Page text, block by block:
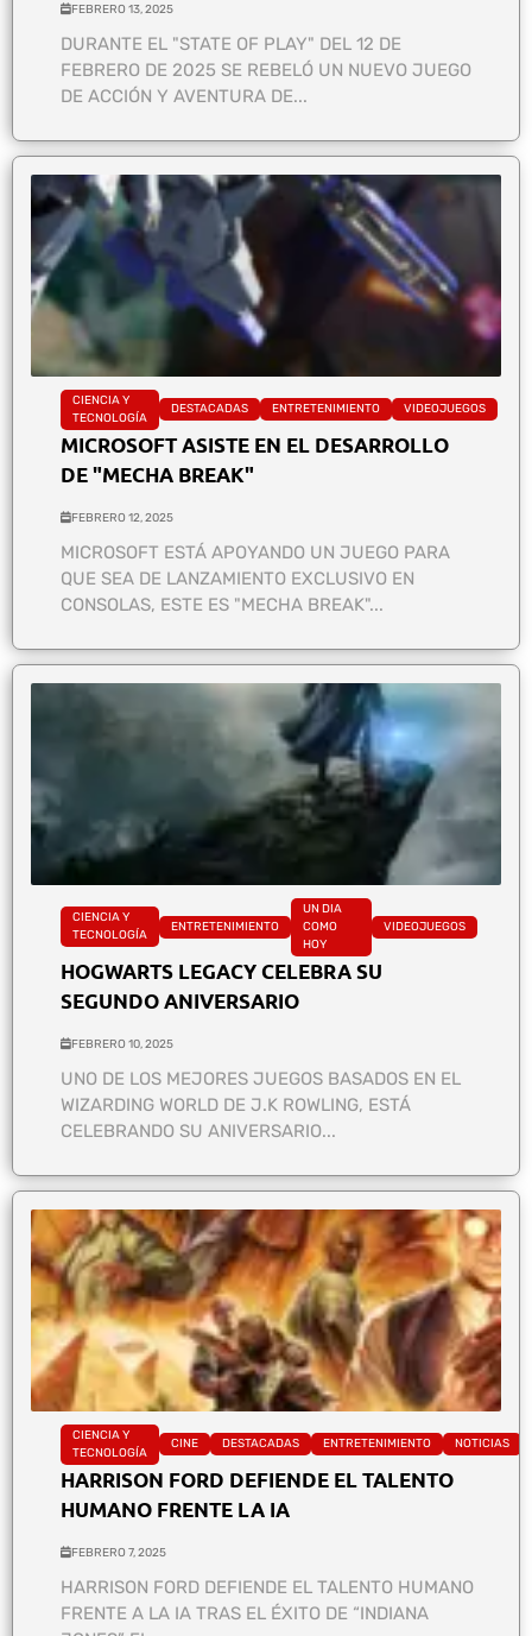
FEBRERO 13, 2025
DURANTE EL "STATE OF PLAY" DEL 12 DE
FEBRERO DE 2025 SE REBELÓ UN NUEVO JUEGO
DE ACCIÓN Y AVENTURA DE...
CIENCIA Y
TECNOLOGÍA
DESTACADAS ENTRETENIMIENTO VIDEOJUEGOS
MICROSOFT ASISTE EN EL DESARROLLO
DE "MECHA BREAK"
FEBRERO 12, 2025
MICROSOFT ESTÁ APOYANDO UN JUEGO PARA
QUE SEA DE LANZAMIENTO EXCLUSIVO EN
CONSOLAS, ESTE ES "MECHA BREAK"...
CIENCIA Y
TECNOLOGÍA
ENTRETENIMIENTO
UN DIA
COMO
HOY
VIDEOJUEGOS
HOGWARTS LEGACY CELEBRA SU
SEGUNDO ANIVERSARIO
FEBRERO 10, 2025
UNO DE LOS MEJORES JUEGOS BASADOS EN EL
WIZARDING WORLD DE J.K ROWLING, ESTÁ
CELEBRANDO SU ANIVERSARIO...
CIENCIA Y
TECNOLOGÍA
CINE DESTACADAS ENTRETENIMIENTO NOTICIAS
HARRISON FORD DEFIENDE EL TALENTO
HUMANO FRENTE LA IA
FEBRERO 7, 2025
HARRISON FORD DEFIENDE EL TALENTO HUMANO
FRENTE A LA IA TRAS EL ÉXITO DE “INDIANA